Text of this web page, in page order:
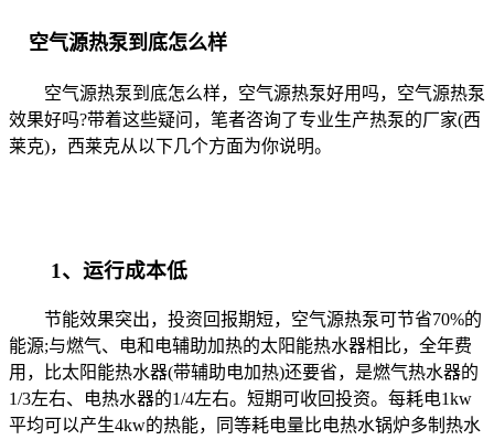
空气源热泵到底怎么样
空气源热泵到底怎么样，空气源热泵好用吗，空气源热泵
效果好吗?带着这些疑问，笔者咨询了专业生产热泵的厂家(西
莱克)，西莱克从以下几个方面为你说明。
1、运行成本低
节能效果突出，投资回报期短，空气源热泵可节省70%的
能源;与燃气、电和电辅助加热的太阳能热水器相比，全年费
用，比太阳能热水器(带辅助电加热)还要省，是燃气热水器的
1/3左右、电热水器的1/4左右。短期可收回投资。每耗电1kw
平均可以产生4kw的热能，同等耗电量比电热水锅炉多制热水